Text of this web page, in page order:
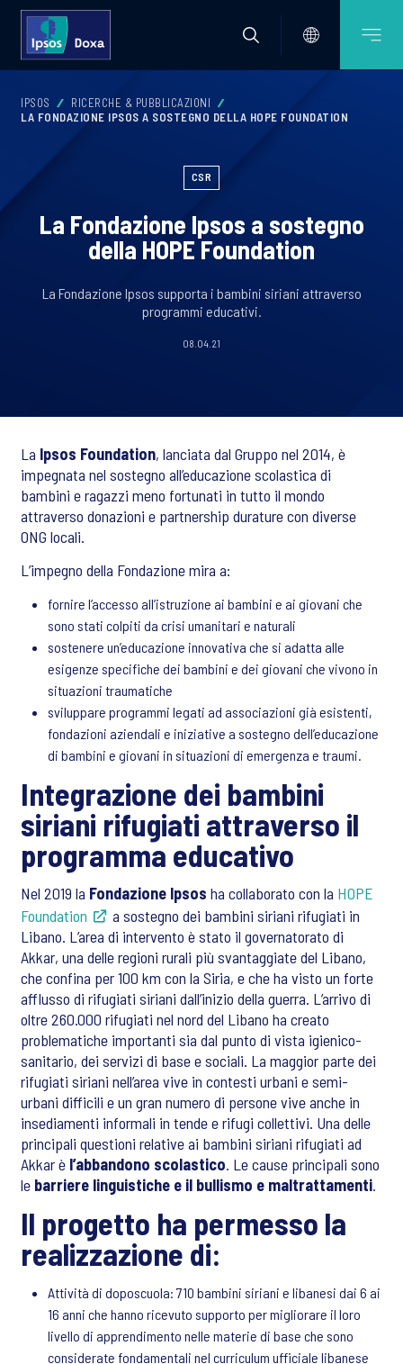
IPSOS
RICERCHE & PUBBLICAZIONI
LA FONDAZIONE IPSOS A SOSTEGNO DELLA HOPE FOUNDATION
CSR
La Fondazione Ipsos a sostegno
della HOPE Foundation
La Fondazione Ipsos supporta i bambini siriani attraverso
programmi educativi.
08.04.21
La Ipsos Foundation, lanciata dal Gruppo nel 2014, è
impegnata nel sostegno all’educazione scolastica di
bambini e ragazzi meno fortunati in tutto il mondo
attraverso donazioni e partnership durature con diverse
ONG locali.
L’impegno della Fondazione mira a:
fornire l’accesso all’istruzione ai bambini e ai giovani che
sono stati colpiti da crisi umanitari e naturali
sostenere un’educazione innovativa che si adatta alle
esigenze specifiche dei bambini e dei giovani che vivono in
situazioni traumatiche
sviluppare programmi legati ad associazioni già esistenti,
fondazioni aziendali e iniziative a sostegno dell’educazione
di bambini e giovani in situazioni di emergenza e traumi.
Integrazione dei bambini
siriani rifugiati attraverso il
programma educativo
Nel 2019 la Fondazione Ipsos ha collaborato con la HOPE
Foundation
a sostegno dei bambini siriani rifugiati in
Libano. L’area di intervento è stato il governatorato di
Akkar, una delle regioni rurali più svantaggiate del Libano,
che confina per 100 km con la Siria, e che ha visto un forte
afflusso di rifugiati siriani dall’inizio della guerra. L’arrivo di
oltre 260.000 rifugiati nel nord del Libano ha creato
problematiche importanti sia dal punto di vista igienico-
sanitario, dei servizi di base e sociali. La maggior parte dei
rifugiati siriani nell’area vive in contesti urbani e semi-
urbani difficili e un gran numero di persone vive anche in
insediamenti informali in tende e rifugi collettivi. Una delle
principali questioni relative ai bambini siriani rifugiati ad
Akkar è l’abbandono scolastico. Le cause principali sono
le barriere linguistiche e il bullismo e maltrattamenti.
Il progetto ha permesso la
realizzazione di:
Attività di doposcuola: 710 bambini siriani e libanesi dai 6 ai
16 anni che hanno ricevuto supporto per migliorare il loro
livello di apprendimento nelle materie di base che sono
considerate fondamentali nel curriculum ufficiale libanese